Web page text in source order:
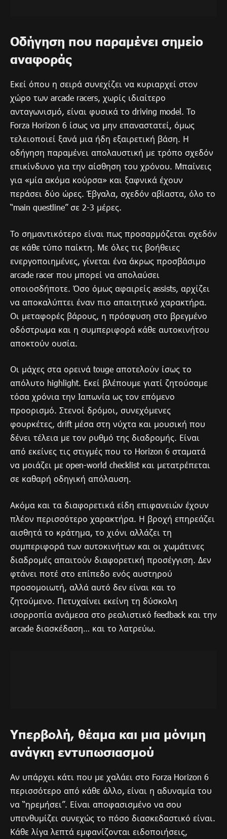
Οδήγηση που παραμένει σημείο
αναφοράς
Εκεί όπου η σειρά συνεχίζει να κυριαρχεί στον
χώρο των arcade racers, χωρίς ιδιαίτερο
ανταγωνισμό, είναι φυσικά το driving model. Το
Forza Horizon 6 ίσως να μην επαναστατεί, όμως
τελειοποιεί ξανά μια ήδη εξαιρετική βάση. Η
οδήγηση παραμένει απολαυστική με τρόπο σχεδόν
επικίνδυνο για την αίσθηση του χρόνου. Μπαίνεις
για «μία ακόμα κούρσα» και ξαφνικά έχουν
περάσει δύο ώρες. Έβγαλα, σχεδόν αβίαστα, όλο το
“main questline” σε 2-3 μέρες.
Το σημαντικότερο είναι πως προσαρμόζεται σχεδόν
σε κάθε τύπο παίκτη. Με όλες τις βοήθειες
ενεργοποιημένες, γίνεται ένα άκρως προσβάσιμο
arcade racer που μπορεί να απολαύσει
οποιοσδήποτε. Όσο όμως αφαιρείς assists, αρχίζει
να αποκαλύπτει έναν πιο απαιτητικό χαρακτήρα.
Οι μεταφορές βάρους, η πρόσφυση στο βρεγμένο
οδόστρωμα και η συμπεριφορά κάθε αυτοκινήτου
αποκτούν ουσία.
Οι μάχες στα ορεινά touge αποτελούν ίσως το
απόλυτο highlight. Εκεί βλέπουμε γιατί ζητούσαμε
τόσα χρόνια την Ιαπωνία ως τον επόμενο
προορισμό. Στενοί δρόμοι, συνεχόμενες
φουρκέτες, drift μέσα στη νύχτα και μουσική που
δένει τέλεια με τον ρυθμό της διαδρομής. Είναι
από εκείνες τις στιγμές που το Horizon 6 σταματά
να μοιάζει με open-world checklist και μετατρέπεται
σε καθαρή οδηγική απόλαυση.
Ακόμα και τα διαφορετικά είδη επιφανειών έχουν
πλέον περισσότερο χαρακτήρα. Η βροχή επηρεάζει
αισθητά το κράτημα, το χιόνι αλλάζει τη
συμπεριφορά των αυτοκινήτων και οι χωμάτινες
διαδρομές απαιτούν διαφορετική προσέγγιση. Δεν
φτάνει ποτέ στο επίπεδο ενός αυστηρού
προσομοιωτή, αλλά αυτό δεν είναι και το
ζητούμενο. Πετυχαίνει εκείνη τη δύσκολη
ισορροπία ανάμεσα στο ρεαλιστικό feedback και την
arcade διασκέδαση… και το λατρεύω.
Υπερβολή, θέαμα και μια μόνιμη
ανάγκη εντυπωσιασμού
Αν υπάρχει κάτι που με χαλάει στο Forza Horizon 6
περισσότερο από κάθε άλλο, είναι η αδυναμία του
να “ηρεμήσει”. Είναι αποφασισμένο να σου
υπενθυμίζει συνεχώς το πόσο διασκεδαστικό είναι.
Κάθε λίγα λεπτά εμφανίζονται ειδοποιήσεις,